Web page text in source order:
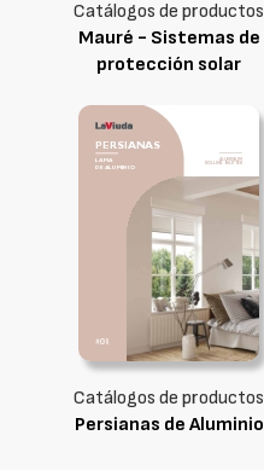
Catálogos de productos
Mauré - Sistemas de
protección solar
Catálogos de productos
Persianas de Aluminio